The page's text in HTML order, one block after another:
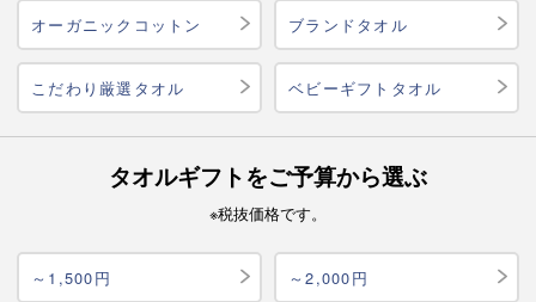
オーガニックコットン ブランドタオル
こだわり厳選タオル ベビーギフトタオル
タオルギフトをご予算から選ぶ
※税抜価格です。
～1,500円 ～2,000円